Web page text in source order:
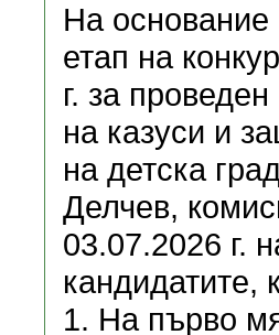
На основание
етап на
г. за
на казуси и
на детска
Делчев,
03.07.2026 г.
кандидатите,
1. На първо